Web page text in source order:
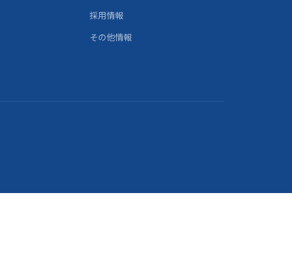
採用情報
その他情報